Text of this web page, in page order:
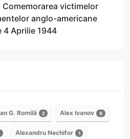
victimelor
anglo-americane
4 Aprilie 1944
G. Romilă 2 Alex Ivanov 9
Alexandru Nechifor 1